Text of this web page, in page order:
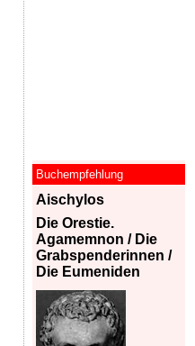
Buchempfehlung
Aischylos
Die Orestie.
Agamemnon / Die
Grabspenderinnen /
Die Eumeniden